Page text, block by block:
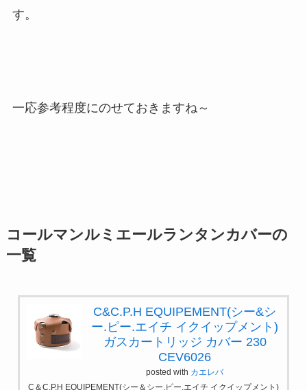
す。
一応参考程度にのせておきますね～
コールマンルミエールランタンカバーの
一覧
C&C.P.H EQUIPEMENT(シー&シ
ー.ピー.エイチ イクイップメント)
ガスカートリッジ カバー 230
CEV6026
posted with カエレバ
C＆C.P.H EQUIPEMENT(シー＆シー.ピー.エイチ イクイップメント)